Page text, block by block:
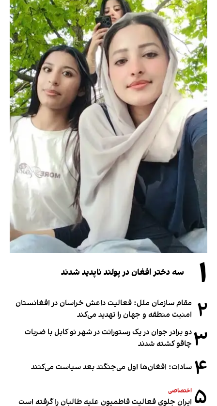
۱ سه دختر افغان در پولند ناپدید شدند
۲ مقام سازمان ملل: فعالیت داعش خراسان در افغانستان
امنیت منطقه و جهان را تهدید می‌کند
۳دو برادر جوان در یک رستورانت در شهر نو کابل با ضربات
چاقو کشته شدند
۴ سادات: افغان‌ها اول می‌جنگند بعد سیاست می‌کنند
۵ اختصاصی
ایران جلوی فعالیت فاطمیون علیه طالبان را گرفته است